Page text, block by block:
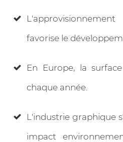
favorise le
En Europe, la
chaque année.
L'industrie graphique
impact